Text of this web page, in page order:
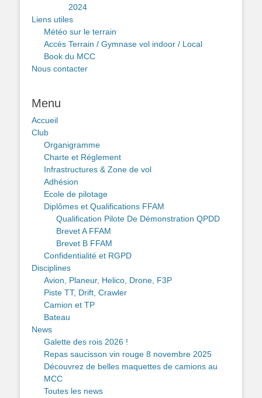
2024
Liens utiles
Météo sur le terrain
Accès Terrain / Gymnase vol indoor / Local
Book du MCC
Nous contacter
Menu
Accueil
Club
Organigramme
Charte et Réglement
Infrastructures & Zone de vol
Adhésion
Ecole de pilotage
Diplômes et Qualifications FFAM
Qualification Pilote De Démonstration QPDD
Brevet A FFAM
Brevet B FFAM
Confidentialité et RGPD
Disciplines
Avion, Planeur, Helico, Drone, F3P
Piste TT, Drift, Crawler
Camion et TP
Bateau
News
Galette des rois 2026 !
Repas saucisson vin rouge 8 novembre 2025
Découvrez de belles maquettes de camions au
MCC
Toutes les news